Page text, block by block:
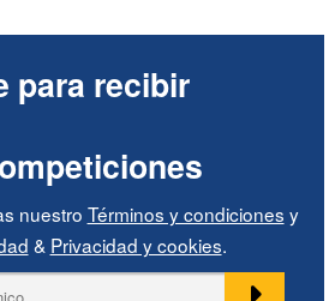
para recibir
nuestro Términos y condiciones y
& Privacidad y cookies.